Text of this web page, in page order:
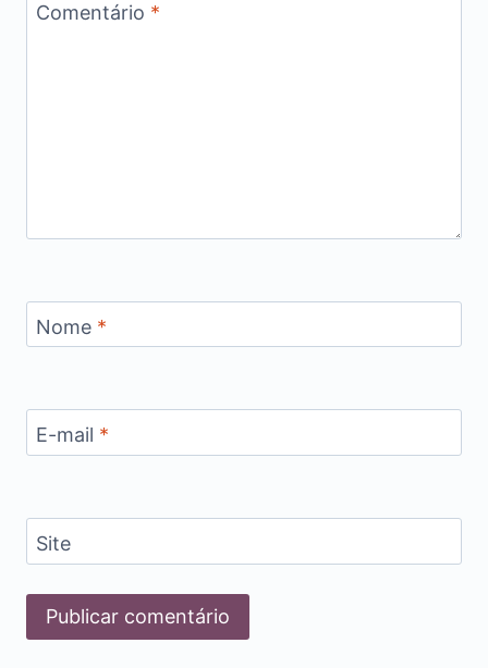
Comentário *
Nome *
E-mail *
Site